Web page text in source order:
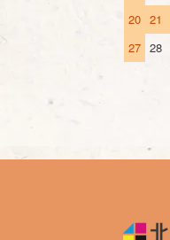
20 21
27 28